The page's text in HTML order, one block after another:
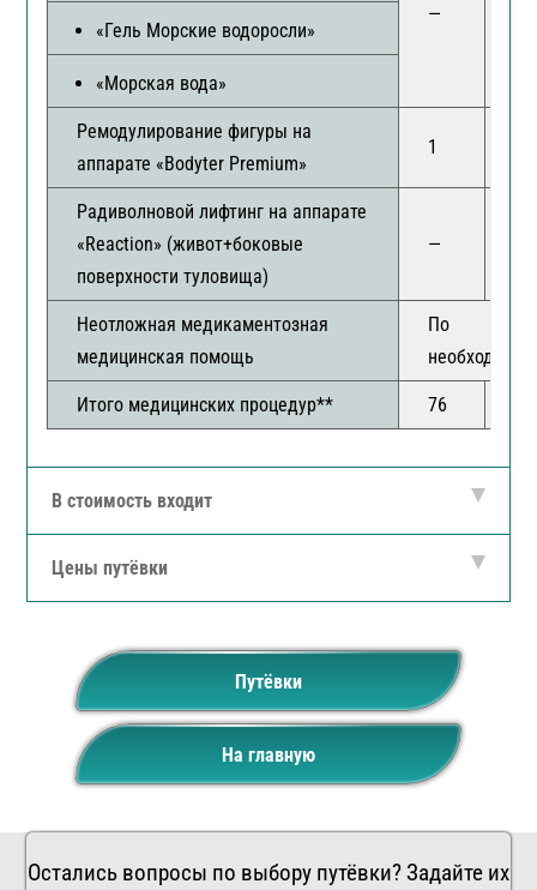
—
«Гель Морские водоросли»
«Морская вода»
Ремодулирование фигуры на
аппарате «Bodyter Premium»
1
Радиволновой лифтинг на аппарате
«Reaction» (живот+боковые
поверхности туловища)
—
Неотложная медикаментозная
медицинская помощь
По
Итого медицинских процедур** 76
В стоимость входит
Цены путёвки
Путёвки
На главную
Остались вопросы по выбору путёвки? Задайте их